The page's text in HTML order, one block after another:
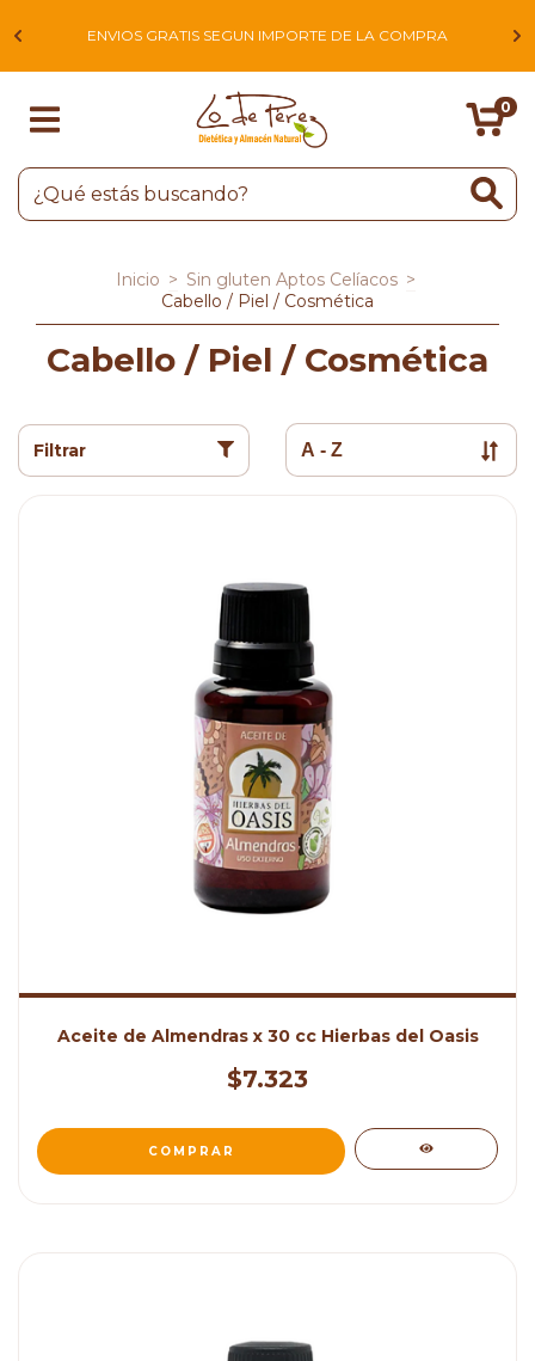
ENVIOS GRATIS SEGUN IMPORTE DE LA COMPRA
0
Inicio > Sin gluten Aptos Celíacos >
Cabello / Piel / Cosmética
Cabello / Piel / Cosmética
Filtrar
Aceite de Almendras x 30 cc Hierbas del Oasis
$7.323